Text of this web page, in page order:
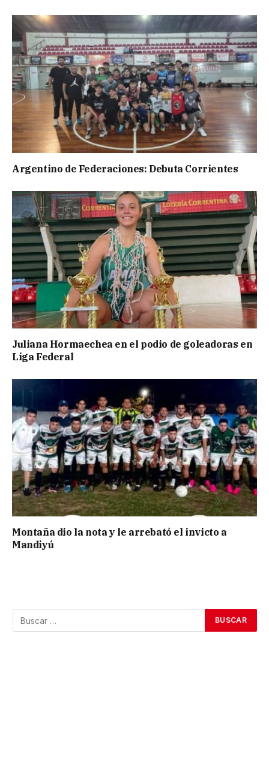
Argentino de Federaciones: Debuta Corrientes
Juliana Hormaechea en el podio de goleadoras en
Liga Federal
Montaña dio la nota y le arrebató el invicto a
Mandiyú